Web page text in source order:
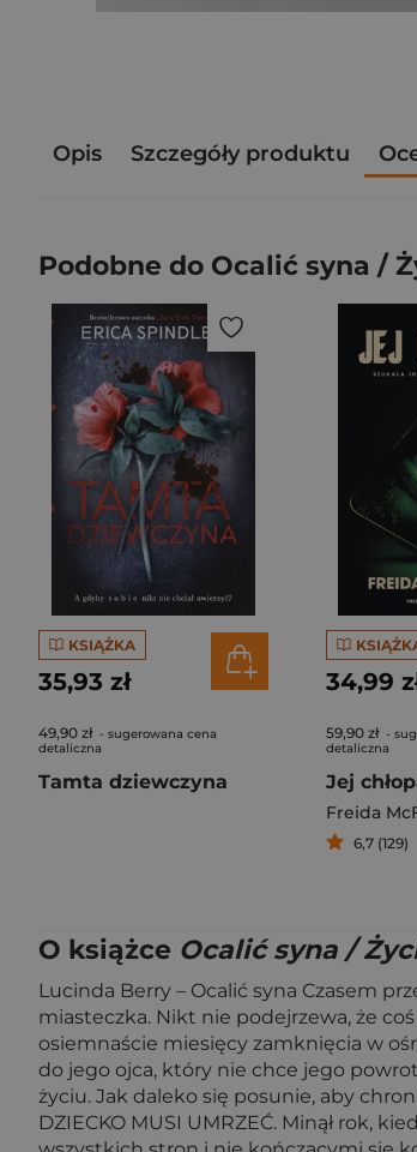
Opis Szczegóły produktu
Podobne do Ocalić syna /
KSIĄŻKA
35,93 zł
49,90 zł - sugerowana cena
detaliczna
Tamta dziewczyna
34,99
59,90 zł -
detaliczna
Jej
Freida
6,7 (129)
O książce Ocalić syna /
Lucinda Berry – Ocalić syna Czasem
miasteczka. Nikt nie podejrzewa, że
osiemnaście miesięcy zamknięcia w
do jego ojca, który nie chce jego
życiu. Jak daleko się posunie, aby
DZIECKO MUSI UMRZEĆ. Minął rok,